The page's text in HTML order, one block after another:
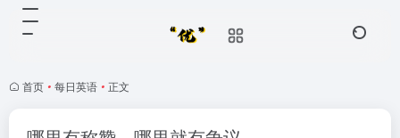
首页 • 每日英语 • 正文